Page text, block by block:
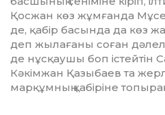
Қосжан көз жұмғанда
де, қабір басында да көз
деп жылағаны соған дәлел
де нұсқаушы боп істейтін
Кәкімжан Қазы­баев та
марқұмның қабіріне